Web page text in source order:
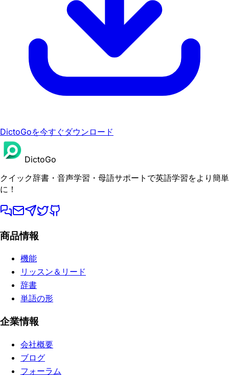
DictoGoを今すぐダウンロード
DictoGo
クイック辞書・音声学習・母語サポートで英語学習をより簡単
に！
商品情報
機能
リッスン＆リード
辞書
単語の形
企業情報
会社概要
ブログ
フォーラム